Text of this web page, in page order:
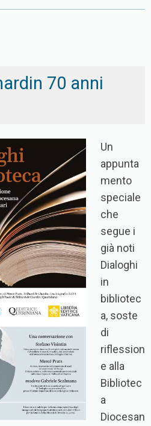
70 anni
Un
appunta
mento
speciale
che
segue i
già noti
Dialoghi
in
bibliotec
a, soste
di
riflession
e alla
Bibliotec
a
Diocesan